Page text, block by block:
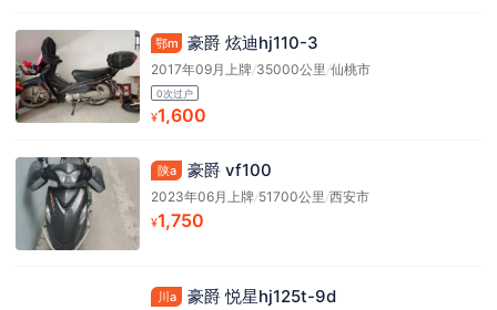
鄂m 豪爵 炫迪hj110-3
2017年09月上牌/35000公里 /仙桃市
0次过户
¥1,600
陕a 豪爵 vf100
2023年06月上牌/51700公里 /西安市
¥1,750
川a 豪爵 悦星hj125t-9d